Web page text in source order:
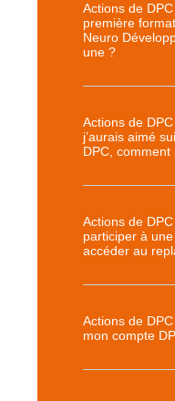
Actions de
première
Neuro
une ?
Actions de
j’aurais aimé
DPC,
Actions de
participer à
accéder au
Actions de
mon compte